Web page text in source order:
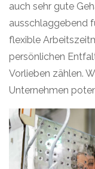
auch sehr gute
ausschlaggebend
flexible
persönlichen
Vorlieben zählen.
Unternehmen